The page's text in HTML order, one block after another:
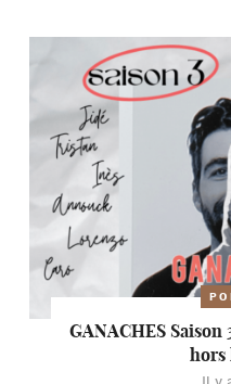
GANACHES Saison
hors